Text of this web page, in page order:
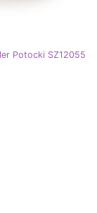
Potocki SZ12055